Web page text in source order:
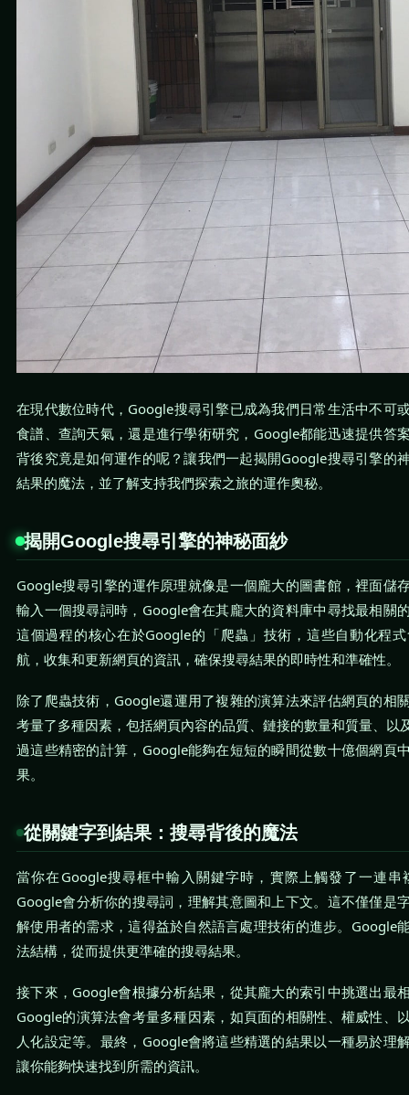
在現代數位時代，Google搜尋引擎已成為我們日常生活中不可
食譜、查詢天氣，還是進行學術研究，Google都能迅速提供答
背後究竟是如何運作的呢？讓我們一起揭開Google搜尋引擎的
結果的魔法，並了解支持我們探索之旅的運作奧秘。
揭開Google搜尋引擎的神秘面紗
Google搜尋引擎的運作原理就像是一個龐大的圖書館，裡面儲
輸入一個搜尋詞時，Google會在其龐大的資料庫中尋找最相關
這個過程的核心在於Google的「爬蟲」技術，這些自動化程
航，收集和更新網頁的資訊，確保搜尋結果的即時性和準確性。
除了爬蟲技術，Google還運用了複雜的演算法來評估網頁的相
考量了多種因素，包括網頁內容的品質、鏈接的數量和質量、以
過這些精密的計算，Google能夠在短短的瞬間從數十億個網頁
果。
從關鍵字到結果：搜尋背後的魔法
當你在Google搜尋框中輸入關鍵字時，實際上觸發了一連
Google會分析你的搜尋詞，理解其意圖和上下文。這不僅僅是
解使用者的需求，這得益於自然語言處理技術的進步。Google
法結構，從而提供更準確的搜尋結果。
接下來，Google會根據分析結果，從其龐大的索引中挑選出最
Google的演算法會考量多種因素，如頁面的相關性、權威性、
人化設定等。最終，Google會將這些精選的結果以一種易於理
讓你能夠快速找到所需的資訊。